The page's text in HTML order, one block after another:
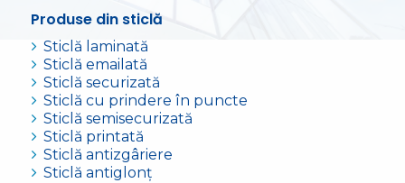
Produse din sticlă
Sticlă laminată
Sticlă emailată
Sticlă securizată
Sticlă cu prindere în puncte
Sticlă semisecurizată
Sticlă printată
Sticlă antizgâriere
Sticlă antiglonț